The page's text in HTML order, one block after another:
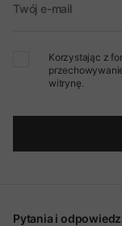
Twój e-mail
Korzystając z
witrynę.
Pytania i